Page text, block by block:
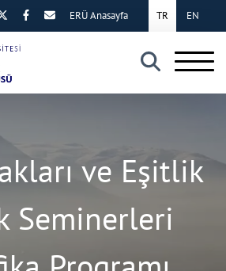
×
TR EN
ERÜ Anasayfa
ve Eşitlik
Seminerleri